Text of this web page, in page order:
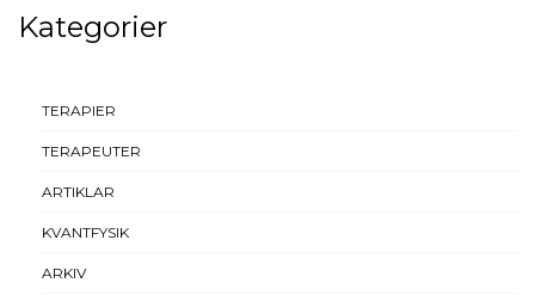
Kategorier
TERAPIER
TERAPEUTER
ARTIKLAR
KVANTFYSIK
ARKIV